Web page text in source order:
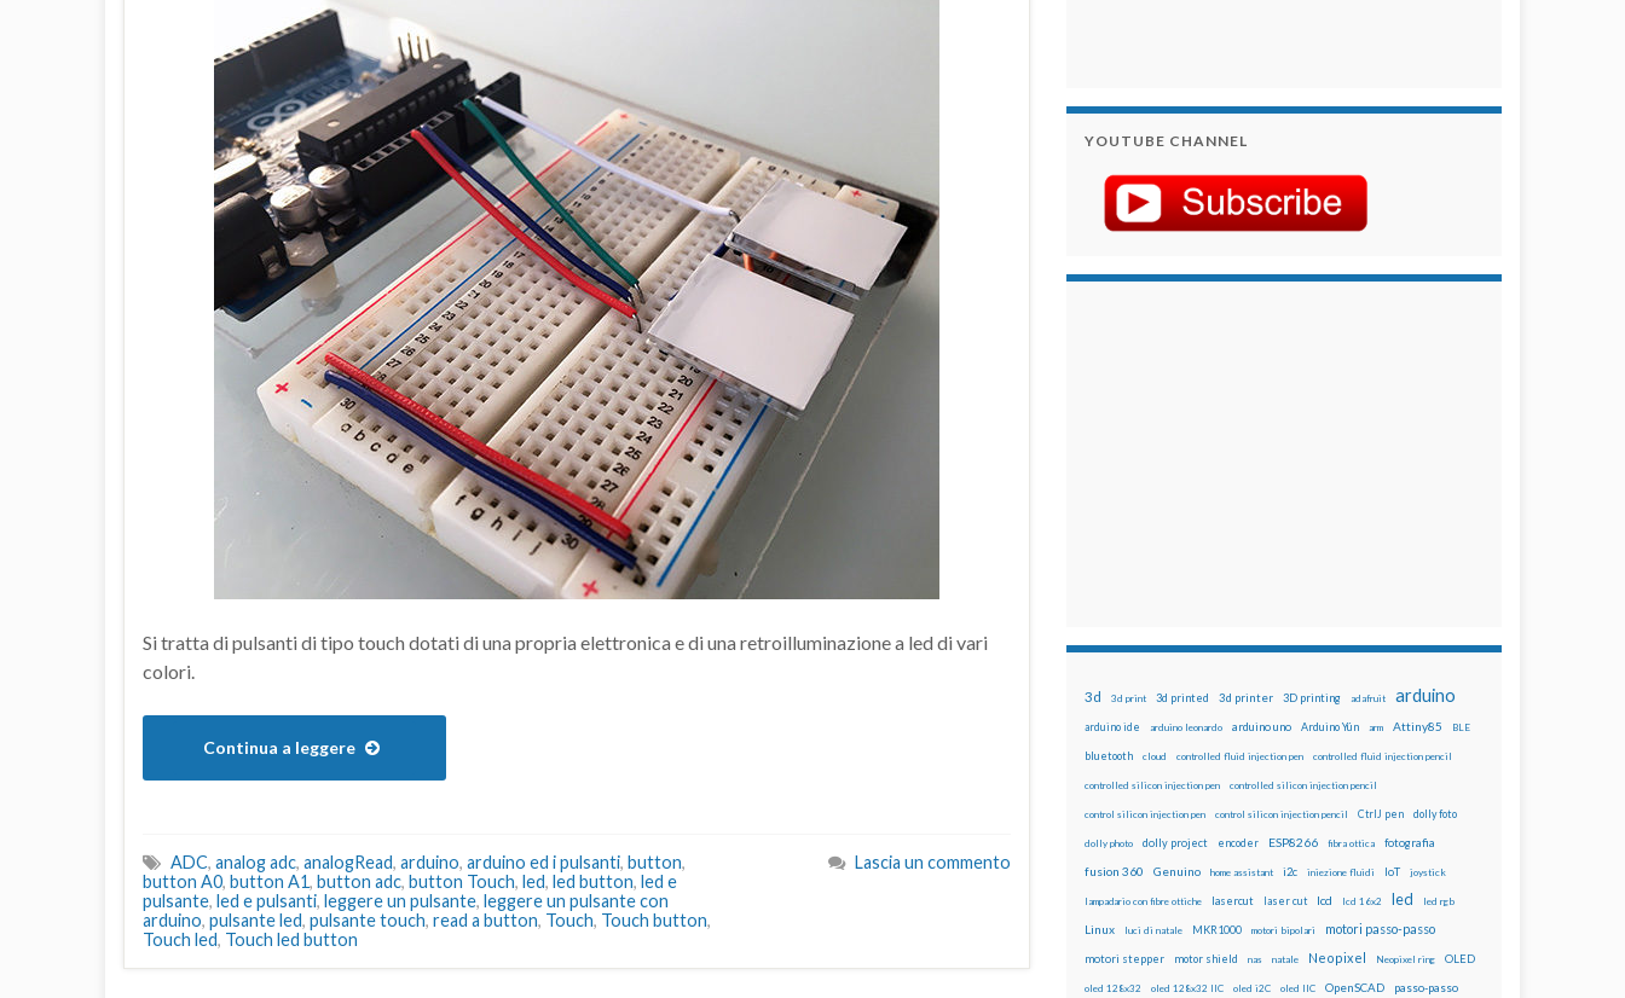
Si tratta di pulsanti di tipo touch dotati di una propria elettronica e di una retroilluminazione a led di vari
colori.
Continua a leggere
ADC, analog adc, analogRead, arduino, arduino ed i pulsanti, button,
button A0, button A1, button adc, button Touch, led, led button, led e
pulsante, led e pulsanti, leggere un pulsante, leggere un pulsante con
arduino, pulsante led, pulsante touch, read a button, Touch, Touch button,
Touch led, Touch led button
Lascia un commento
YOUTUBE CHANNEL
3d 3d print 3d printed 3d printer 3D printing adafruit arduino
arduino ide arduino leonardo arduino uno Arduino Yún arm Attiny85 BLE
bluetooth cloud controlled fluid injection pen controlled fluid injection pencil
controlled silicon injection pen controlled silicon injection pencil
control silicon injection pen control silicon injection pencil CtrlJ pen dolly foto
dolly photo dolly project encoder ESP8266 fibra ottica fotografia
fusion 360 Genuino home assistant i2c iniezione fluidi IoT joystick
lampadario con fibre ottiche lasercut laser cut lcd lcd 16x2 led led rgb
Linux luci di natale MKR1000 motori bipolari motori passo-passo
motori stepper motor shield nas natale Neopixel Neopixel ring OLED
oled 128x32 oled 128x32 IIC oled i2C oled IIC OpenSCAD passo-passo